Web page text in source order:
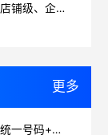
400电话在线选号怎么快速挑到心仪号码？店铺级、企业级、集团级一次看清
更多
办理400电话怎么塑造品牌形象优化服务？统一号码+智能管理平台